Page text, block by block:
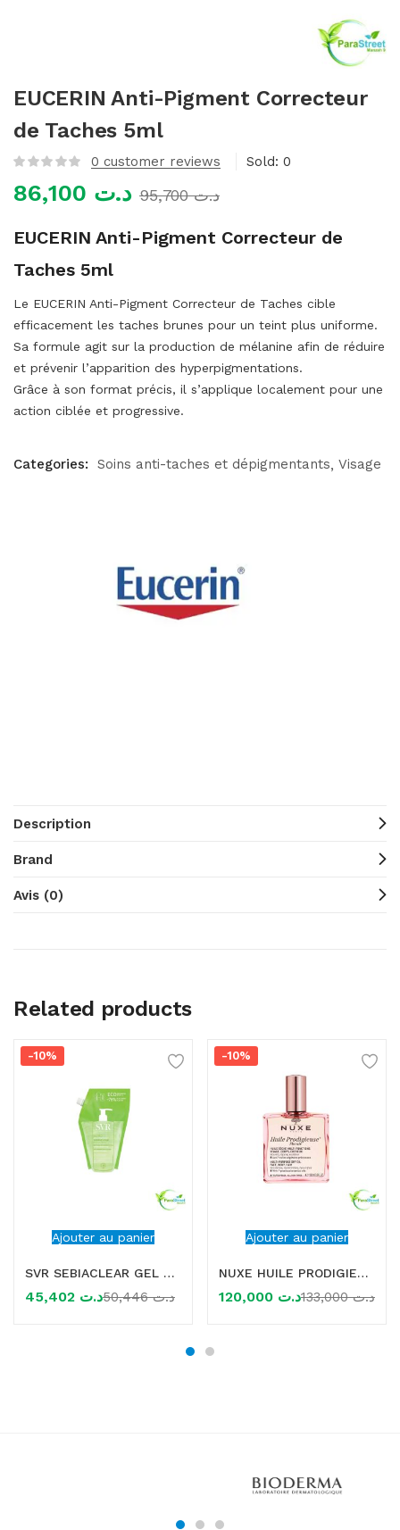
EUCERIN Anti-Pigment Correcteur
de Taches 5ml
0 customer reviews Sold: 0
د.ت د.ت95,700
EUCERIN Anti-Pigment Correcteur de
Taches 5ml
Le EUCERIN Anti-Pigment Correcteur de Taches cible
efficacement les taches brunes pour un teint plus uniforme.
Sa formule agit sur la production de mélanine afin de réduire
et prévenir l’apparition des hyperpigmentations.
Grâce à son format précis, il s’applique localement pour une
action ciblée et progressive.
Categories: Soins anti-taches et dépigmentants Visage
Description
Brand
Avis (0)
Related products
Ajouter au panier
-10%
SVR SEBIACLEAR GEL MOUSSANT RECHARGE 400ML
د.ت د.ت50,446
Ajouter au panier
-10%
NUXE HUILE PRODIGIEUSE FLORALE 100ml
د.ت د.ت133,000